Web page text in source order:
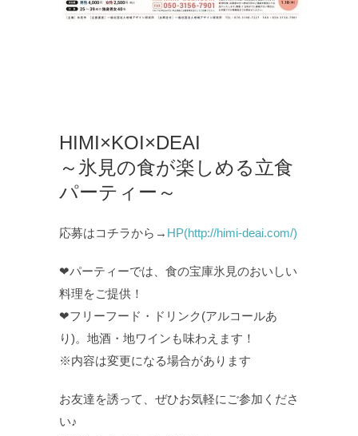
HIMI×KOI×DEAI
～氷見の食が楽しめる立食
パーティー～
応募はコチラから→ HP(http://himi-deai.com/)
❤パーティーでは、食の宝庫氷見のおいしい
料理をご提供！
❤フリーフード・ドリンク(アルコールあ
り)。地酒・地ワインも味わえます！
※内容は変更になる場合があります
お友達を誘って、ぜひお気軽にご参加くださ
い♪